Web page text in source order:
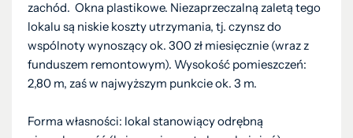
zachód. Okna plastikowe. Niezaprzeczalną zaletą tego
lokalu są niskie koszty utrzymania, tj. czynsz do
wspólnoty wynoszący ok. 300 zł miesięcznie (wraz z
funduszem remontowym). Wysokość pomieszczeń:
2,80 m, zaś w najwyższym punkcie ok. 3 m.
Forma własności: lokal stanowiący odrębną